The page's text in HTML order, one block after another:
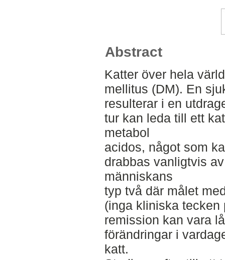
Abstract
Katter över hela
mellitus (DM). En
resulterar i en
tur kan leda till ett
metabol
acidos, något som
drabbas vanligtvis
människans
typ två där målet
(inga kliniska tecken
remission kan vara
förändringar i
katt.